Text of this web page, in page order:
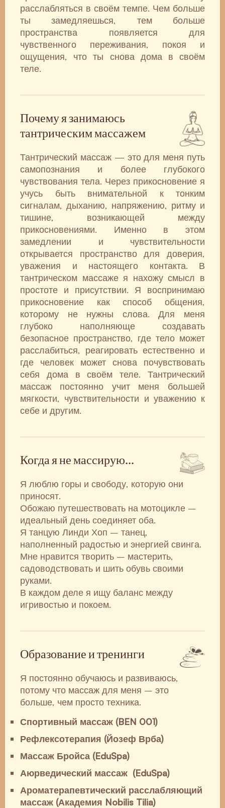
расслабляться в своём темпе. Чем больше
ты замедляешься, тем больше
пространства появляется для
чувственного переживания, покоя и
ощущения, что ты снова дома в своём
теле.
Почему я занимаюсь
тантрическим массажем
Тантрический массаж — это для меня путь
самопознания и более глубокого
чувствования тела. Через прикосновение я
учусь быть внимательной к тонким
сигналам, дыханию, напряжению, ритму и
тишине, возникающей между
прикосновениями. Именно в этом
замедлении и чувствительности
открывается пространство для доверия,
уважения и настоящего контакта. В
тантрическом массаже я нахожу смысл в
простоте и присутствии. Я воспринимаю
прикосновение как способ общения,
которому не нужны слова. Для меня
глубоко наполняюще создавать
безопасное пространство, где тело может
расслабиться, реагировать естественно и
где человек может снова почувствовать
себя дома в своём теле. Тантрический
массаж постоянно учит меня большей
мягкости, чувствительности и уважению к
себе и другим.
Когда я не массирую…
Я люблю горы и свободу, которую они
приносят.
Обожаю путешествовать на мотоцикле –
идеальный день соединяет оба.
Я танцую Линди Хоп – танец,
наполненный радостью и энергией свинга.
Мне нравится творить – мастерить,
садоводствовать и шить обувь своими
руками.
В каждом деле я ищу баланс между
игривостью и покоем.
Образование и тренинги
Я постоянно обучаюсь и развиваюсь,
потому что массаж для меня – это
больше, чем просто техника.
Спортивный массаж (BEN 001)
Рефлексотерапия (Йозеф Врба)
Массаж Бройса (EduSpa)
Аюрведический массаж (EduSpa)
Ароматерапевтический расслабляющий
массаж (Академия Nobilis Tilia)